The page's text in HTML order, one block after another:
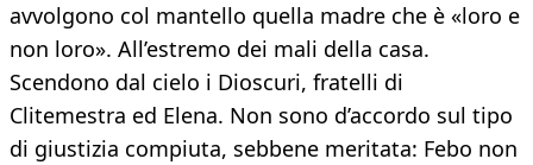
avvolgono col mantello quella madre che è «loro e
non loro». All’estremo dei mali della casa.
Scendono dal cielo i Dioscuri, fratelli di
Clitemestra ed Elena. Non sono d’accordo sul tipo
di giustizia compiuta, sebbene meritata: Febo non